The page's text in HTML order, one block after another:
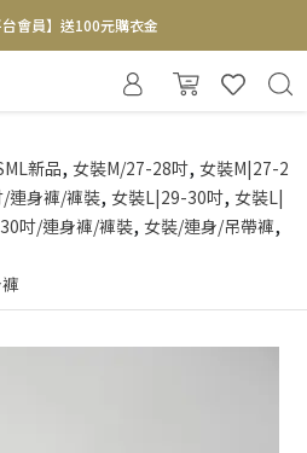
台會員】送100元購衣金
務即將上線 敬請期待
新品, 女裝M/27-28吋, 女裝M|27-2
連身褲/褲裝, 女裝L|29-30吋, 女裝L|
吋/連身褲/褲裝, 女裝/連身/吊帶褲,